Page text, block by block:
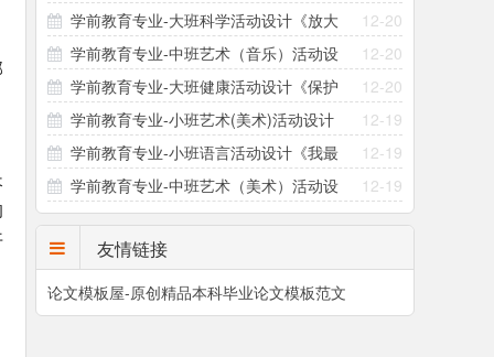
粮食》
12-20
学前教育专业-大班科学活动设计《放大
镜的秘密》
12-20
学前教育专业-中班艺术（音乐）活动设
计《三只小熊》
12-20
学前教育专业-大班健康活动设计《保护
眼睛》
12-19
学前教育专业-小班艺术(美术)活动设计
《撕面条》
12-19
学前教育专业-小班语言活动设计《我最
爱吃的食物》
12-19
学前教育专业-中班艺术（美术）活动设
计《恐龙的小秘密》
友情链接
论文模板屋-原创精品本科毕业论文模板范文